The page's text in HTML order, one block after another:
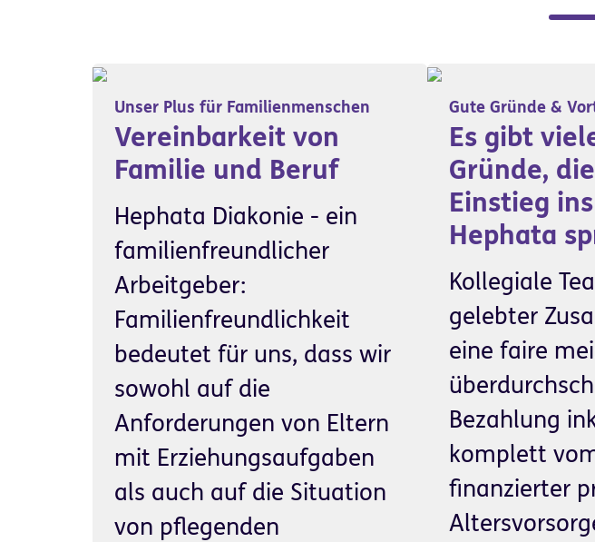
Unser Plus für Familienmenschen
Vereinbarkeit von
Familie und Beruf
Hephata Diakonie - ein
familienfreundlicher
Arbeitgeber:
Familienfreundlichkeit
bedeutet für uns, dass wir
sowohl auf die
Anforderungen von Eltern
mit Erziehungsaufgaben
als auch auf die Situation
von pflegenden
Gute Gründe &
Es gibt
Gründe,
Einstieg
Hephata
Kollegiale
gelebter
eine faire
Bezahlung
komplett
finanzierter